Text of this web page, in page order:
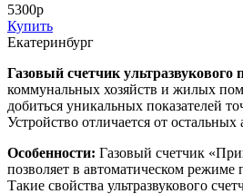
5300р
Купить
Екатеринбург
Газовый счетчик
коммунальных хозяйств и жилых
добиться уникальных показателей
Устройство отличается от
Особенности: Газовый счетчик
позволяет в автоматическом
Такие свойства ультразвукового